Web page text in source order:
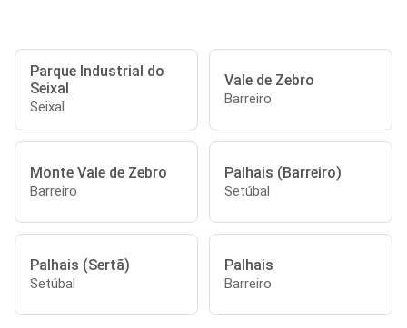
Parque Industrial do
Seixal
Seixal
Vale de Zebro
Barreiro
Monte Vale de Zebro
Barreiro
Palhais (Barreiro)
Setúbal
Palhais (Sertã)
Setúbal
Palhais
Barreiro